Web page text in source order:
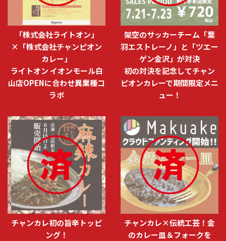
「株式会社ライトオン」
×「株式会社チャンピオン
カレー」
ライトオン イオンモール白
山店OPENに合わせ異業種コ
ラボ
架空のサッカーチーム「葉
羽エストレーノ」と「ツエー
ゲン金沢」が対決
初の対決を記念してチャン
ピオンカレーで期間限定メニ
ュー！
チャンカレ初の旨辛トッピ
ング！
チャンカレ×伝統工芸！金
のカレー皿＆フォークを